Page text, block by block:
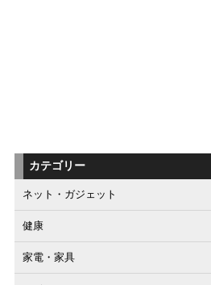
カテゴリー
ネット・ガジェット
健康
家電・家具